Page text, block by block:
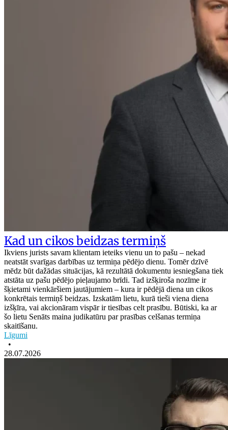
Kad un cikos beidzas termiņš
Ikviens jurists savam klientam ieteiks vienu un to pašu – nekad
neatstāt svarīgas darbības uz termiņa pēdējo dienu. Tomēr dzīvē
mēdz būt dažādas situācijas, kā rezultātā dokumentu iesniegšana tiek
atstāta uz pašu pēdējo pieļaujamo brīdi. Tad izšķiroša nozīme ir
šķietami vienkāršiem jautājumiem – kura ir pēdējā diena un cikos
konkrētais termiņš beidzas. Izskatām lietu, kurā tieši viena diena
izšķīra, vai akcionāram vispār ir tiesības celt prasību. Būtiski, ka ar
šo lietu Senāts maina judikatūru par prasības celšanas termiņa
skaitīšanu.
Līgumi
•
28.07.2026